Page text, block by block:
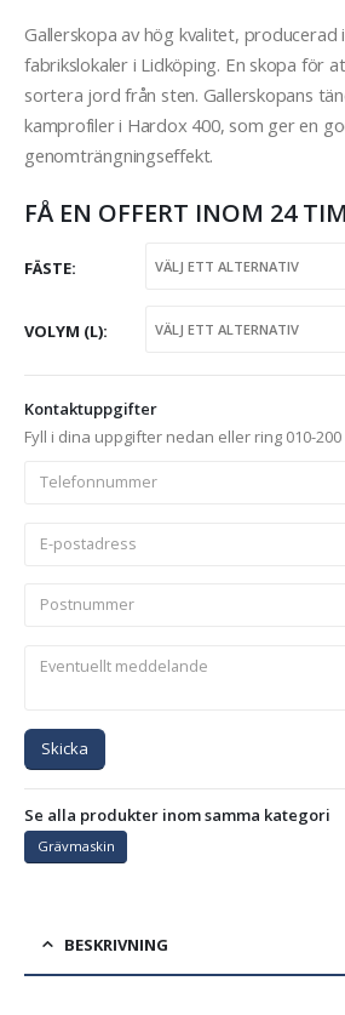
Gallerskopa av hög kvalitet, producerad
fabrikslokaler i Lidköping. En skopa för
sortera jord från sten. Gallerskopans
kamprofiler i Hardox 400, som ger en
genomträngningseffekt.
FÅ EN OFFERT INOM 24
FÄSTE
VOLYM (L)
Kontaktuppgifter
Fyll i dina uppgifter nedan eller ring 010-200
Skicka
Se alla produkter inom samma kategori
Grävmaskin
BESKRIVNING